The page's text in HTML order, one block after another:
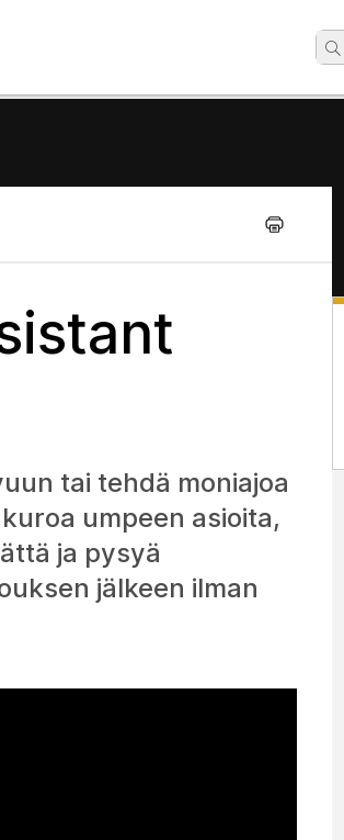
tai tehdä moniajoa
umpeen asioita,
ja pysyä
jälkeen ilman